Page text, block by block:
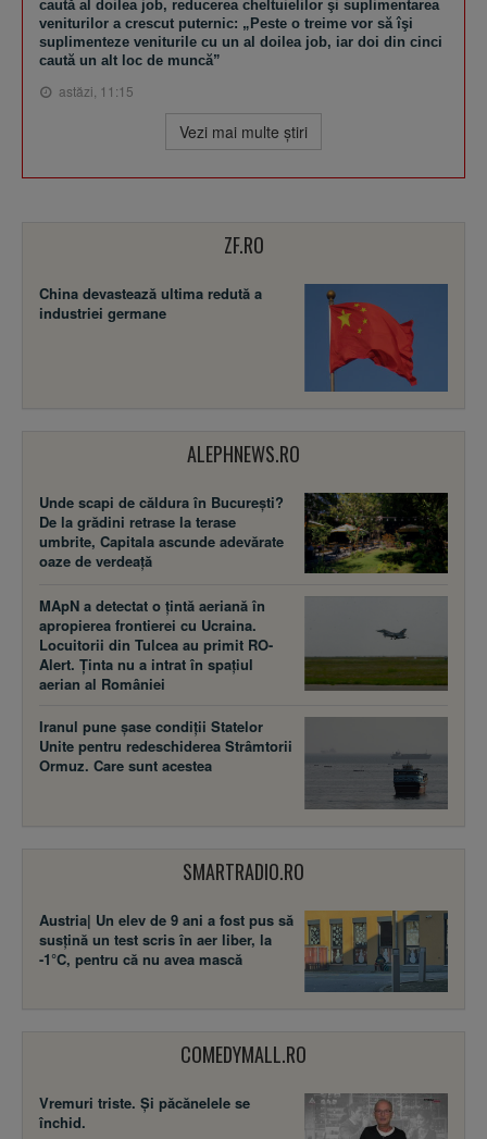
caută al doilea job, reducerea cheltuielilor şi suplimentarea
veniturilor a crescut puternic: „Peste o treime vor să îşi
suplimenteze veniturile cu un al doilea job, iar doi din cinci
caută un alt loc de muncă”
astăzi, 11:15
Vezi mai multe ştiri
ZF.RO
China devastează ultima redută a
industriei germane
ALEPHNEWS.RO
Unde scapi de căldura în București?
De la grădini retrase la terase
umbrite, Capitala ascunde adevărate
oaze de verdeață
MApN a detectat o țintă aeriană în
apropierea frontierei cu Ucraina.
Locuitorii din Tulcea au primit RO-
Alert. Ținta nu a intrat în spațiul
aerian al României
Iranul pune șase condiții Statelor
Unite pentru redeschiderea Strâmtorii
Ormuz. Care sunt acestea
SMARTRADIO.RO
Austria| Un elev de 9 ani a fost pus să
susţină un test scris în aer liber, la
-1°C, pentru că nu avea mască
COMEDYMALL.RO
Vremuri triste. Şi păcănelele se
închid.